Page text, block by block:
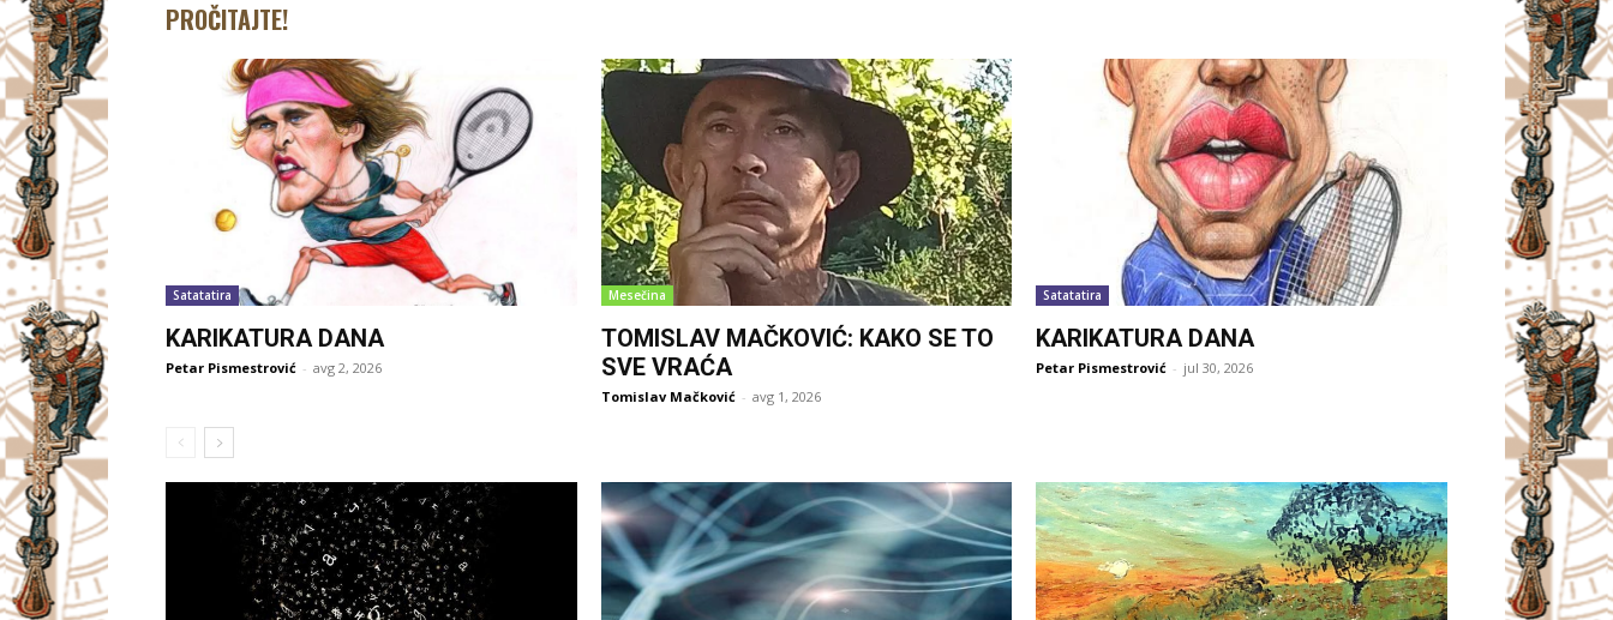
PROČITAJTE!
Satatatira
KARIKATURA DANA
Petar Pismestrović - avg 2, 2026
Mesečina
TOMISLAV MAČKOVIĆ: KAKO SE TO
SVE VRAĆA
Tomislav Mačković - avg 1, 2026
Satatatira
KARIKATURA DANA
Petar Pismestrović - jul 30, 2026